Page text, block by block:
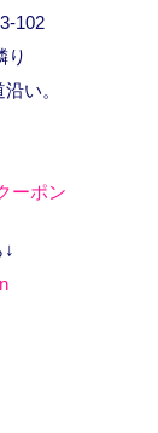
102
り
い。
ーポン